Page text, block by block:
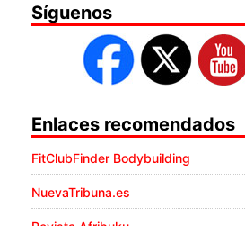
Síguenos
Enlaces recomendados
FitClubFinder Bodybuilding
NuevaTribuna.es